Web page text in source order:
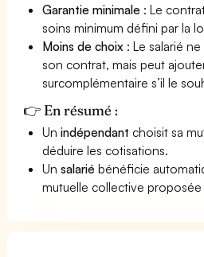
Garantie minimale : Le
soins minimum défini par la
Moins de choix : Le salarié
son contrat, mais peut
surcomplémentaire s’il le
👉 En résumé :
Unindépendant choisit sa
déduire les cotisations.
Unsalarié bénéficie
mutuelle collective